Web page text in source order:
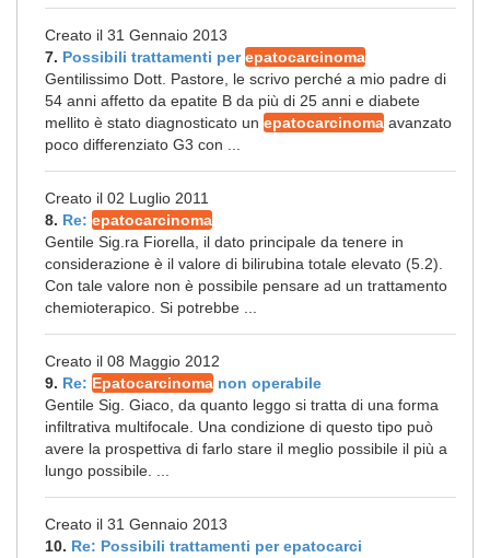
Creato il 31 Gennaio 2013
7. Possibili trattamenti perepatocarcinoma
Gentilissimo Dott. Pastore, le scrivo perché a mio padre di
54 anni affetto da epatite B da più di 25 anni e diabete
mellito è stato diagnosticato un epatocarcinoma avanzato
poco differenziato G3 con ...
Creato il 02 Luglio 2011
8. Re: epatocarcinoma
Gentile Sig.ra Fiorella, il dato principale da tenere in
considerazione è il valore di bilirubina totale elevato (5.2).
Con tale valore non è possibile pensare ad un trattamento
chemioterapico. Si potrebbe ...
Creato il 08 Maggio 2012
9. Re: Epatocarcinoma non operabile
Gentile Sig. Giaco, da quanto leggo si tratta di una forma
infiltrativa multifocale. Una condizione di questo tipo può
avere la prospettiva di farlo stare il meglio possibile il più a
lungo possibile. ...
Creato il 31 Gennaio 2013
10. Re: Possibili trattamenti per epatocarci